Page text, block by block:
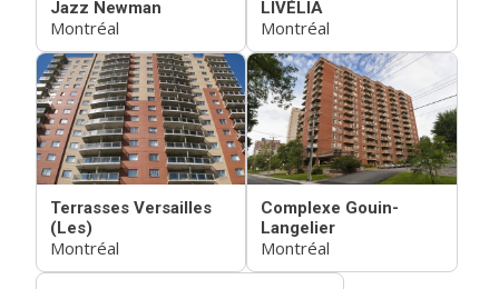
Jazz Newman
Montréal
LIVÉLIA
Montréal
Terrasses Versailles
(Les)
Montréal
Complexe Gouin-
Langelier
Montréal